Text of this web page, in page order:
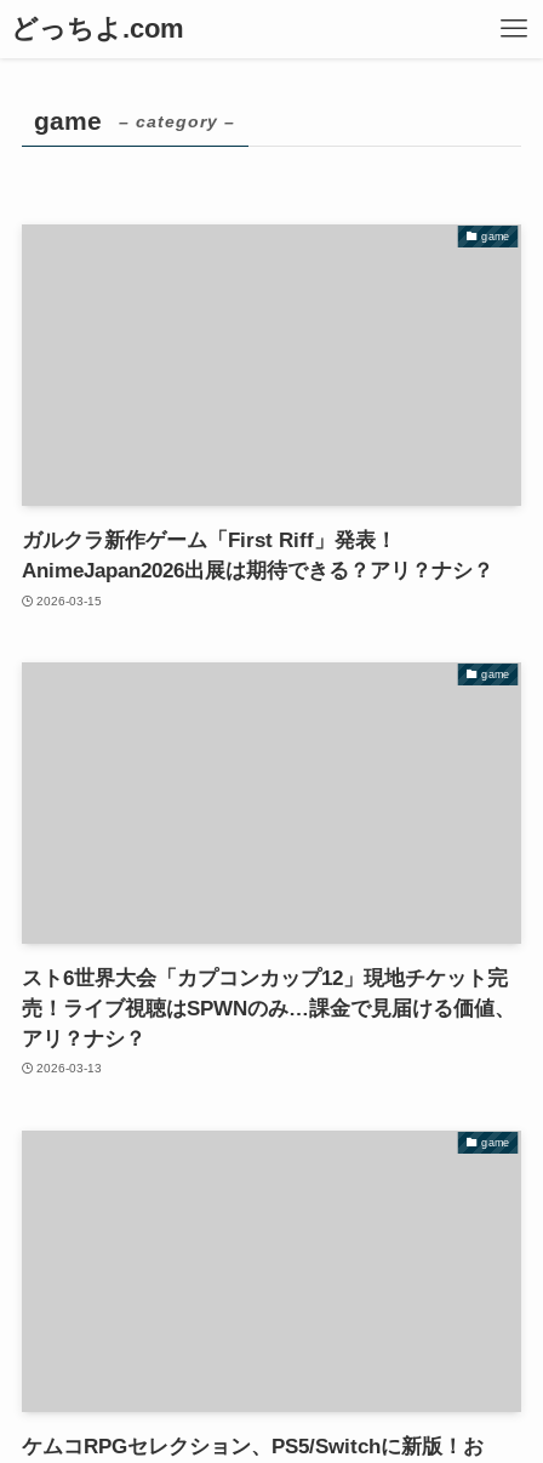
どっちよ.com
game – category –
game
ガルクラ新作ゲーム「First Riff」発表！
AnimeJapan2026出展は期待できる？アリ？ナシ？
2026-03-15
game
スト6世界大会「カプコンカップ12」現地チケット完
売！ライブ視聴はSPWNのみ…課金で見届ける価値、
アリ？ナシ？
2026-03-13
game
ケムコRPGセレクション、PS5/Switchに新版！お